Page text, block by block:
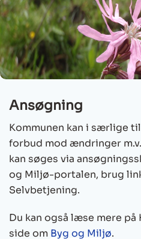
Ansøgning
Kommunen kan i særlige
forbud mod ændringer
kan søges via
og Miljø-portalen, brug
Selvbetjening.
Du kan også læse mere på
side om Byg og Miljø.